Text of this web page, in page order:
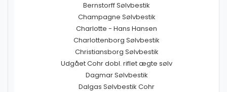
Bernstorff Sølvbestik
Champagne Sølvbestik
Charlotte - Hans Hansen
Charlottenborg Sølvbestik
Christiansborg Sølvbestik
Udgået Cohr dobl. riflet ægte sølv
Dagmar Sølvbestik
Dalgas Sølvbestik Cohr